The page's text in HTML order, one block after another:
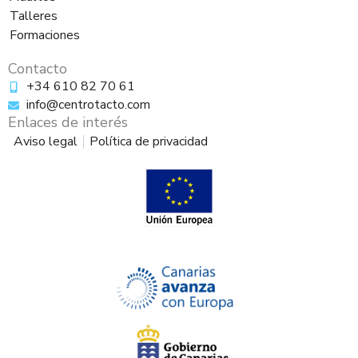
m
Talleres
Formaciones
Contacto
+34 610 82 70 61
info@centrotacto.com
Enlaces de interés
Aviso legal Política de privacidad